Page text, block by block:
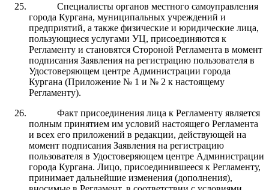
Специалисты органов местного самоуправления
города Кургана, муниципальных учреждений и
предприятий, а также физические и юридические лица,
пользующиеся услугами УЦ, присоединяются к
Регламенту и становятся Стороной Регламента в момент
подписания Заявления на регистрацию пользователя в
Удостоверяющем центре Администрации города
Кургана (Приложение № 1 и № 2 к настоящему
Регламенту).
Факт присоединения лица к Регламенту является
полным принятием им условий настоящего Регламента
и всех его приложений в редакции, действующей на
момент подписания Заявления на регистрацию
пользователя в Удостоверяющем центре Администрации
города Кургана. Лицо, присоединившееся к Регламенту,
принимает дальнейшие изменения (дополнения),